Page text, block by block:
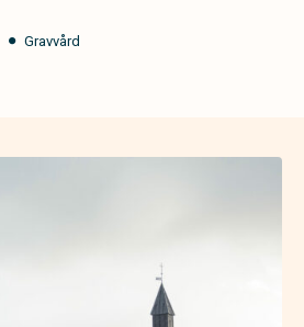
Gravvård